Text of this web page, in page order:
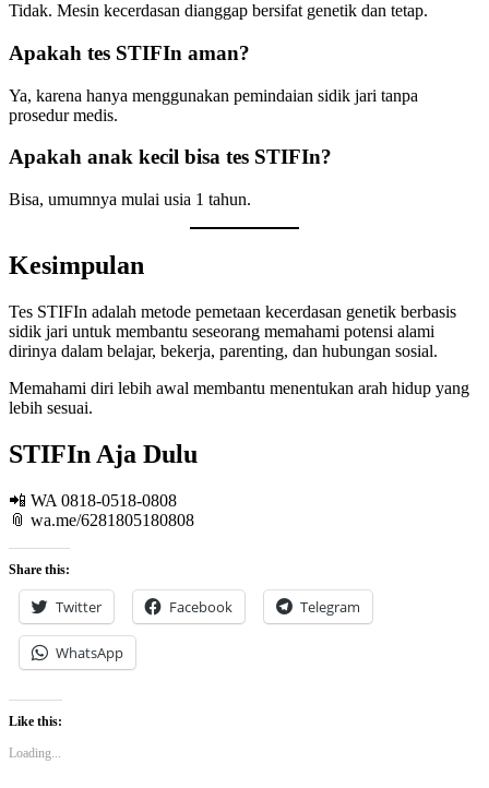
Tidak. Mesin kecerdasan dianggap bersifat genetik dan tetap.
Apakah tes STIFIn aman?
Ya, karena hanya menggunakan pemindaian sidik jari tanpa
prosedur medis.
Apakah anak kecil bisa tes STIFIn?
Bisa, umumnya mulai usia 1 tahun.
Kesimpulan
Tes STIFIn adalah metode pemetaan kecerdasan genetik berbasis
sidik jari untuk membantu seseorang memahami potensi alami
dirinya dalam belajar, bekerja, parenting, dan hubungan sosial.
Memahami diri lebih awal membantu menentukan arah hidup yang
lebih sesuai.
STIFIn Aja Dulu
📲 WA 0818-0518-0808
📎 wa.me/6281805180808
Share this:
Twitter Facebook Telegram
WhatsApp
Like this:
Loading...